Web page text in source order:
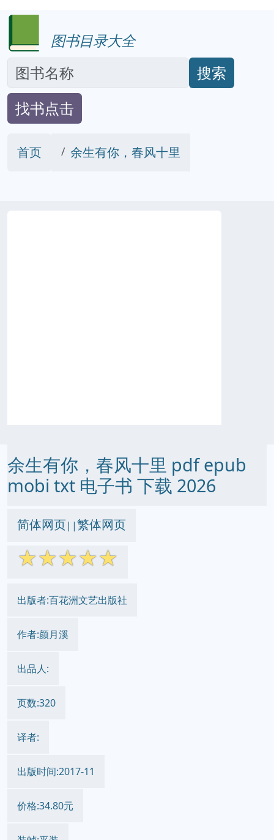
图书目录大全
搜索
找书点击
首页 余生有你，春风十里
余生有你，春风十里 pdf epub
mobi txt 电子书 下载 2026
简体网页||繁体网页
☆☆☆☆☆
出版者:百花洲文艺出版社
作者:颜月溪
出品人:
页数:320
译者:
出版时间:2017-11
价格:34.80元